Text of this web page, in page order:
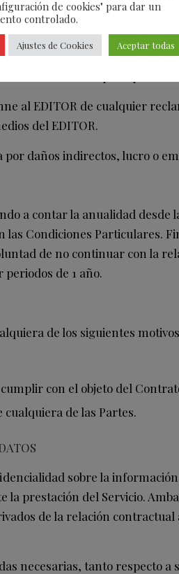
sus campañas de publicidad
de la campaña
al EDITOR de cualquier
del EDITOR.
daños indirectos, lucro o
a contar la anualidad desde
Condiciones Particulares.
de no continuar con la
de 1 año.
de los siguientes
con el objeto del
de las Partes.
sobre la
prestación del Servicio.
de la relación
necesarias, tanto respecto
de cookies" para dar un
controlado.
Ajustes de Cookies Aceptar todas